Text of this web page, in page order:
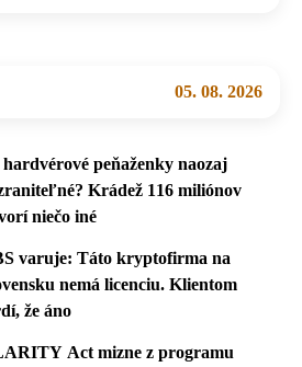
05. 08. 2026
hardvérové peňaženky naozaj
Krádež 116 miliónov
niečo iné
varuje: Táto kryptofirma na
nemá licenciu. Klientom
že áno
Act mizne z programu